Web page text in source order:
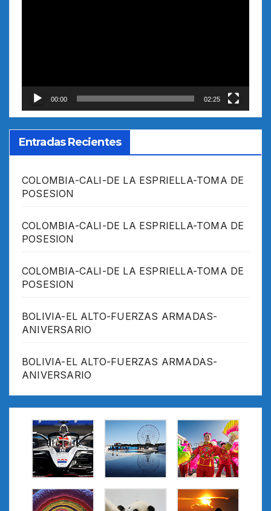
00:00 02:25
Entradas Recientes
COLOMBIA-CALI-DE LA ESPRIELLA-TOMA DE
POSESION
COLOMBIA-CALI-DE LA ESPRIELLA-TOMA DE
POSESION
COLOMBIA-CALI-DE LA ESPRIELLA-TOMA DE
POSESION
BOLIVIA-EL ALTO-FUERZAS ARMADAS-
ANIVERSARIO
BOLIVIA-EL ALTO-FUERZAS ARMADAS-
ANIVERSARIO